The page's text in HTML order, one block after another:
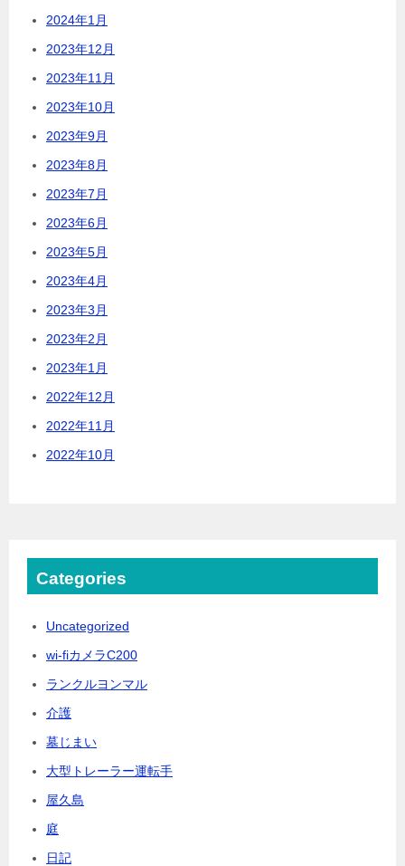
2024年1月
2023年12月
2023年11月
2023年10月
2023年9月
2023年8月
2023年7月
2023年6月
2023年5月
2023年4月
2023年3月
2023年2月
2023年1月
2022年12月
2022年11月
2022年10月
Categories
Uncategorized
wi-fiカメラC200
ランクルヨンマル
介護
墓じまい
大型トレーラー運転手
屋久島
庭
日記